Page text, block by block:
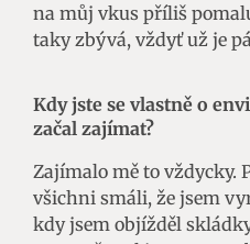
na můj vkus příliš
taky zbývá, vždyť už je
Kdy jste se vlastně o
začal zajímat?
Zajímalo mě to vždycky.
všichni smáli, že jsem
kdy jsem objížděl